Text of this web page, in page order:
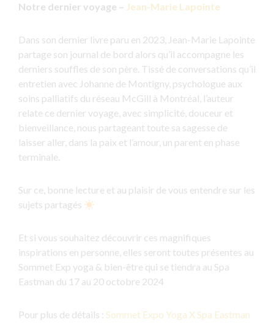
Notre dernier voyage – Jean-Marie Lapointe
Dans son dernier livre paru en 2023, Jean-Marie Lapointe
partage son journal de bord alors qu’il accompagne les
derniers souffles de son père. Tissé de conversations qu’il
entretien avec Johanne de Montigny, psychologue aux
soins palliatifs du réseau McGill à Montréal, l’auteur
relate ce dernier voyage, avec simplicité, douceur et
bienveillance, nous partageant toute sa sagesse de
laisser aller, dans la paix et l’amour, un parent en phase
terminale.
Sur ce, bonne lecture et au plaisir de vous entendre sur les
sujets partagés
Et si vous souhaitez découvrir ces magnifiques
inspirations en personne, elles seront toutes présentes au
Sommet Exp yoga & bien-être qui se tiendra au Spa
Eastman du 17 au 20 octobre 2024
Pour plus de détails : Sommet Expo Yoga X Spa Eastman